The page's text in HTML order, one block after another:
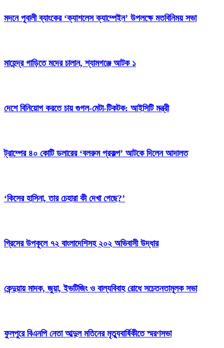
মদনে পূবালী ব্যাংকের ‘ক্যাশলেস ক্যাম্পেইন’ উপলক্ষে মতবিনিময় সভা
মাহেন্দ্র গাড়িতে মদের চালান, শ্যামগঞ্জে আটক ১
দেশে বিনিয়োগ করতে চায় গুগল-মেটা-টিকটক: আইসিটি মন্ত্রী
ট্রাম্পের ৪০ কোটি ডলারের ‘বলরুম প্রকল্প’ আটকে দিলেন আদালত
‘কিসের হাসিনা, তার চেহারা কী দেখা গেছে?’
গ্রিসের উপকূলে ৭২ বাংলাদেশিসহ ২০২ অভিবাসী উদ্ধার
কেন্দুয়ায় মাদক, জুয়া, ইভটিজিং ও বাল্যবিবাহ রোধে সচেতনতামূলক সভা
ফুলপুরে বিএনপি নেতা আব্দুল মতিনের মৃত্যুবার্ষিকীতে স্মরণসভা